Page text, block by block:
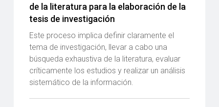
de la literatura para la elaboración de la
tesis de investigación
Este proceso implica definir claramente el
tema de investigación, llevar a cabo una
búsqueda exhaustiva de la literatura, evaluar
críticamente los estudios y realizar un análisis
sistemático de la información.